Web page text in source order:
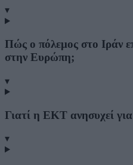
▾
Πώς ο πόλεμος στο Ιράν
στην Ευρώπη;
▾
Γιατί η ΕΚΤ ανησυχεί
▾